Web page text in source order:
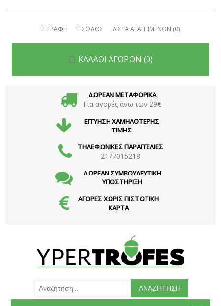
ΕΓΓΡΑΦΗ ΕΙΣΟΔΟΣ ΛΙΣΤΑ ΑΓΑΠΗΜΕΝΩΝ (0)
ΚΑΛΑΘΙ ΑΓΟΡΩΝ (0)
ΔΩΡΕΑΝ ΜΕΤΑΦΟΡΙΚΑ
Για αγορές άνω των 29€
ΕΓΓΥΗΣΗ ΧΑΜΗΛΟΤΕΡΗΣ
ΤΙΜΗΣ
ΤΗΛΕΦΩΝΙΚΕΣ ΠΑΡΑΓΓΕΛΙΕΣ
2177015218
ΔΩΡΕΑΝ ΣΥΜΒΟΥΛΕΥΤΙΚΗ
ΥΠΟΣΤΗΡΙΞΗ
ΑΓΟΡΕΣ ΧΩΡΙΣ ΠΙΣΤΩΤΙΚΗ
ΚΑΡΤΑ